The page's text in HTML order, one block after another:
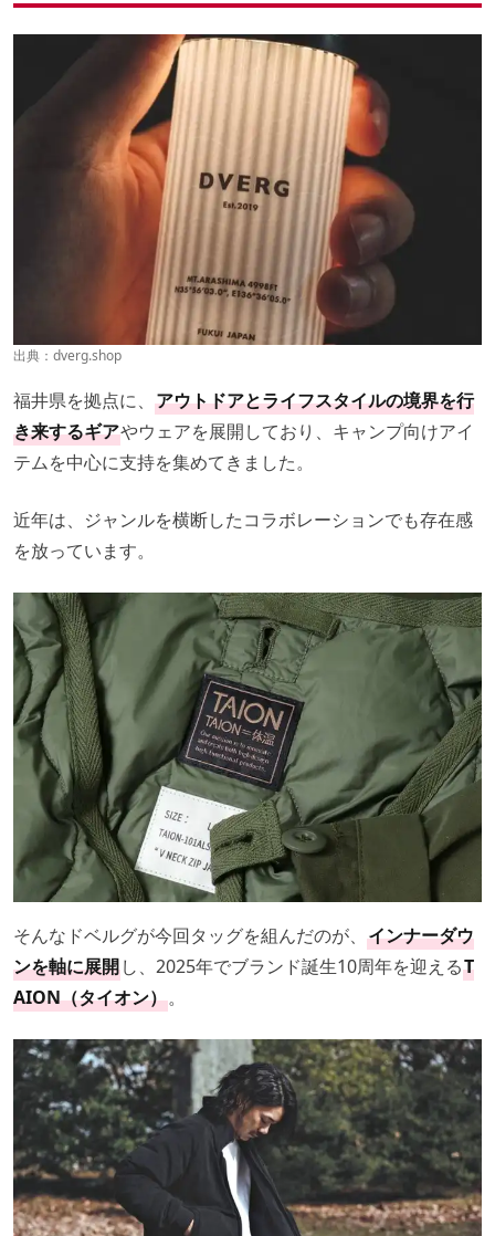
出典： dverg.shop
福井県を拠点に、 アウトドアとライフスタイルの境界を行
き来するギアやウェアを展開しており、キャンプ向けアイ
テムを中心に支持を集めてきました。
近年は、ジャンルを横断したコラボレーションでも存在感
を放っています。
そんなドベルグが今回タッグを組んだのが、 インナーダウ
ンを軸に展開し、2025年でブランド誕生10周年を迎えるT
AION（タイオン）。